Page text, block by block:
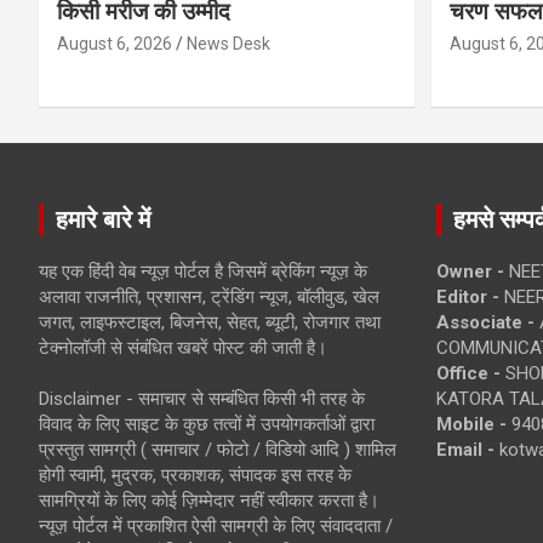
किसी मरीज की उम्मीद
August 6, 2026 News Desk
चरण सफल
August 6,
हमारे बारे में
यह एक हिंदी वेब न्यूज़ पोर्टल है जिसमें ब्रेकिंग न्यूज़ के
अलावा राजनीति, प्रशासन, ट्रेंडिंग न्यूज, बॉलीवुड, खेल
जगत, लाइफस्टाइल, बिजनेस, सेहत, ब्यूटी, रोजगार तथा
टेक्नोलॉजी से संबंधित खबरें पोस्ट की जाती है।
Disclaimer - समाचार से सम्बंधित किसी भी तरह के
विवाद के लिए साइट के कुछ तत्वों में उपयोगकर्ताओं द्वारा
प्रस्तुत सामग्री ( समाचार / फोटो / विडियो आदि ) शामिल
होगी स्वामी, मुद्रक, प्रकाशक, संपादक इस तरह के
सामग्रियों के लिए कोई ज़िम्मेदार नहीं स्वीकार करता है।
न्यूज़ पोर्टल में प्रकाशित ऐसी सामग्री के लिए संवाददाता /
हमसे
Owner -
Editor -
Associate -
Office -
KATORA
Mobile -
Email -